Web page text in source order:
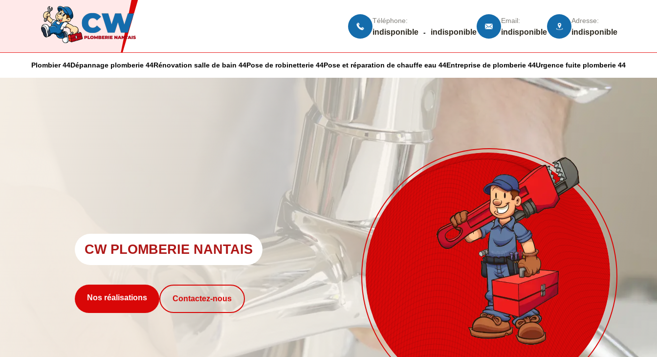
Téléphone:
indisponible - indisponible
Email:
indisponible
Adresse:
indisponible
Plombier 44Dépannage plomberie 44Rénovation salle de bain 44Pose de robinetterie 44Pose et réparation de chauffe eau 44Entreprise de plomberie 44Urgence fuite plomberie 44
CW PLOMBERIE NANTAIS
Nos réalisations Contactez-nous